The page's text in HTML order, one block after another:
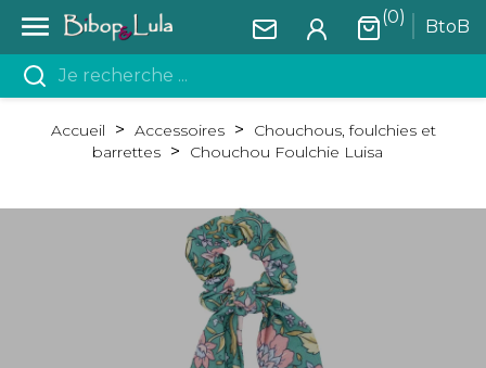
 BtoB
(0)
Accueil Accessoires
Chouchous, foulchies et
barrettes
Chouchou Foulchie Luisa